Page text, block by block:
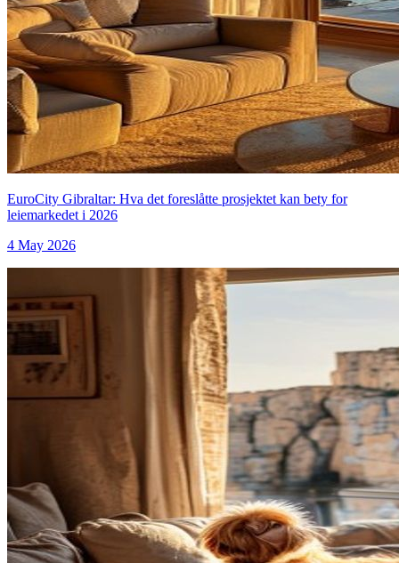
EuroCity Gibraltar: Hva det foreslåtte prosjektet kan bety for
leiemarkedet i 2026
4 May 2026